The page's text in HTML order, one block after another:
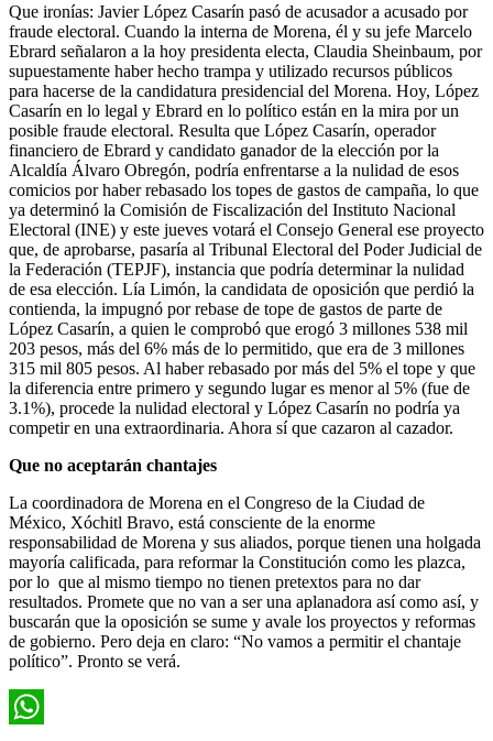
Que ironías: Javier López Casarín pasó de acusador a acusado por
fraude electoral. Cuando la interna de Morena, él y su jefe Marcelo
Ebrard señalaron a la hoy presidenta electa, Claudia Sheinbaum, por
supuestamente haber hecho trampa y utilizado recursos públicos
para hacerse de la candidatura presidencial del Morena. Hoy, López
Casarín en lo legal y Ebrard en lo político están en la mira por un
posible fraude electoral. Resulta que López Casarín, operador
financiero de Ebrard y candidato ganador de la elección por la
Alcaldía Álvaro Obregón, podría enfrentarse a la nulidad de esos
comicios por haber rebasado los topes de gastos de campaña, lo que
ya determinó la Comisión de Fiscalización del Instituto Nacional
Electoral (INE) y este jueves votará el Consejo General ese proyecto
que, de aprobarse, pasaría al Tribunal Electoral del Poder Judicial de
la Federación (TEPJF), instancia que podría determinar la nulidad
de esa elección. Lía Limón, la candidata de oposición que perdió la
contienda, la impugnó por rebase de tope de gastos de parte de
López Casarín, a quien le comprobó que erogó 3 millones 538 mil
203 pesos, más del 6% más de lo permitido, que era de 3 millones
315 mil 805 pesos. Al haber rebasado por más del 5% el tope y que
la diferencia entre primero y segundo lugar es menor al 5% (fue de
3.1%), procede la nulidad electoral y López Casarín no podría ya
competir en una extraordinaria. Ahora sí que cazaron al cazador.
Que no aceptarán chantajes
La coordinadora de Morena en el Congreso de la Ciudad de
México, Xóchitl Bravo, está consciente de la enorme
responsabilidad de Morena y sus aliados, porque tienen una holgada
mayoría calificada, para reformar la Constitución como les plazca,
por lo que al mismo tiempo no tienen pretextos para no dar
resultados. Promete que no van a ser una aplanadora así como así, y
buscarán que la oposición se sume y avale los proyectos y reformas
de gobierno. Pero deja en claro: “No vamos a permitir el chantaje
político”. Pronto se verá.